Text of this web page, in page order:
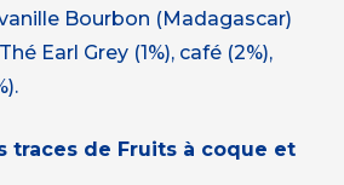
Bourbon (Madagascar)
Earl Grey (1%), café (2%),
traces de Fruits à coque et